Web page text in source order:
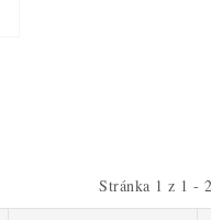
Stránka 1 z 1 - 2